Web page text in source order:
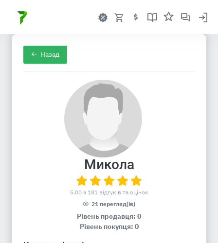
Назад
Микола
5.00 з 181 відгуків та оцінок
21 перегляд(ів)
Рівень продавця: 0
Рівень покупця: 0